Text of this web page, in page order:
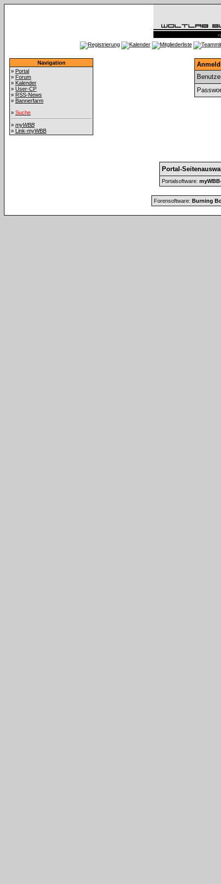
Navigation
» Portal
» Forum
» Kalender
» User-CP
» RSS-News
» Bannerfarm
» Suche
» myWBB
» Link-myWBB
Portal-
Portalsoftware:
Forensoftware: Burning